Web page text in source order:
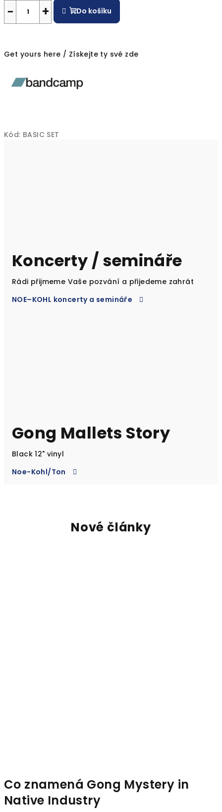
+
− Do košíku
Get yours here / Získejte ty své zde
Kód: BASIC SET
Koncerty / semináře
Rádi přijmeme Vaše pozvání a přijedeme zahrát
NOE–KOHL koncerty a semináře
Gong Mallets Story
Black 12" vinyl
Noe-Kohl/Ton
Nové články
Co znamená Gong Mystery in
Native Industry